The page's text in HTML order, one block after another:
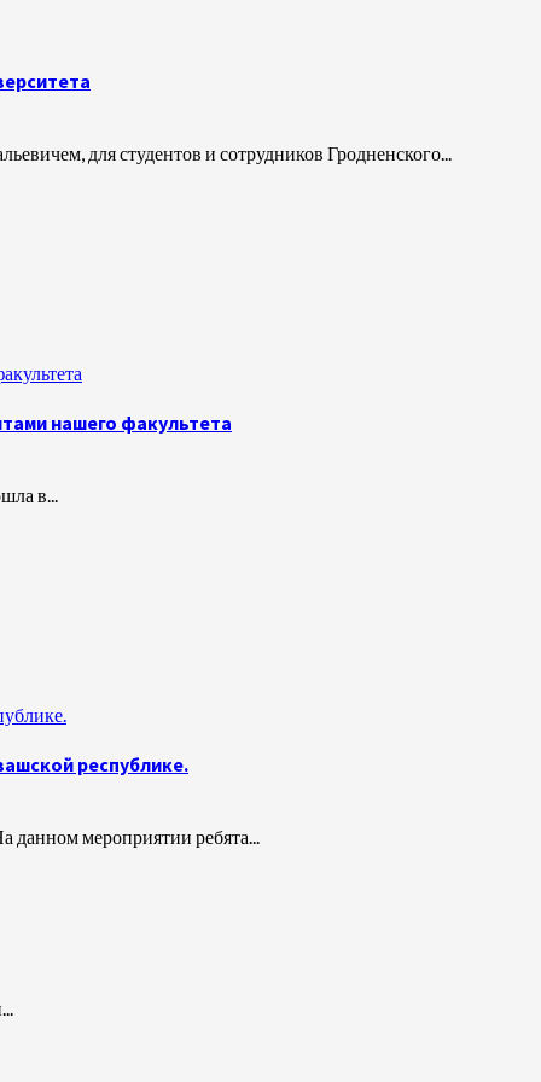
для студентов и сотрудников Гродненского...
нашего факультета
в...
республике.
данном мероприятии ребята...